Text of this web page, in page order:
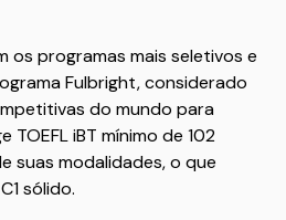
os programas mais seletivos e
Fulbright, considerado
do mundo para
TOEFL iBT mínimo de 102
suas modalidades, o que
sólido.